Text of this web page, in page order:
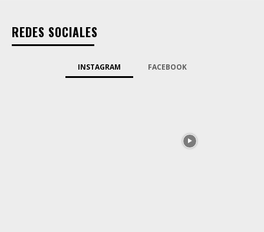
REDES SOCIALES
INSTAGRAM FACEBOOK